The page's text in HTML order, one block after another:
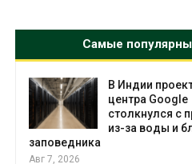
Самые
В Индии
центра Google
столкнулся с
из-за воды и
заповедника
Авг 7, 2026